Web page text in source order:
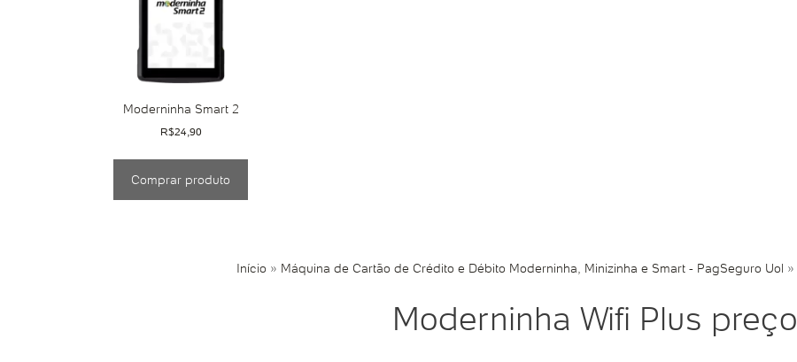
Moderninha Smart 2
R$24,90
Comprar produto
Início » Máquina de Cartão de Crédito e Débito Moderninha, Minizinha e Smart - PagSeguro Uol »
Moderninha Wifi Plus preço